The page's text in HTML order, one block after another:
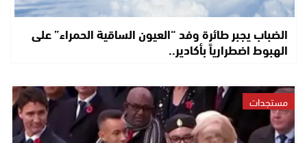
الضباب يجبر طائرة وفد “العيون الساقية الحمراء” على
الهبوط اضطرارياً بأكادير..
مستجدات